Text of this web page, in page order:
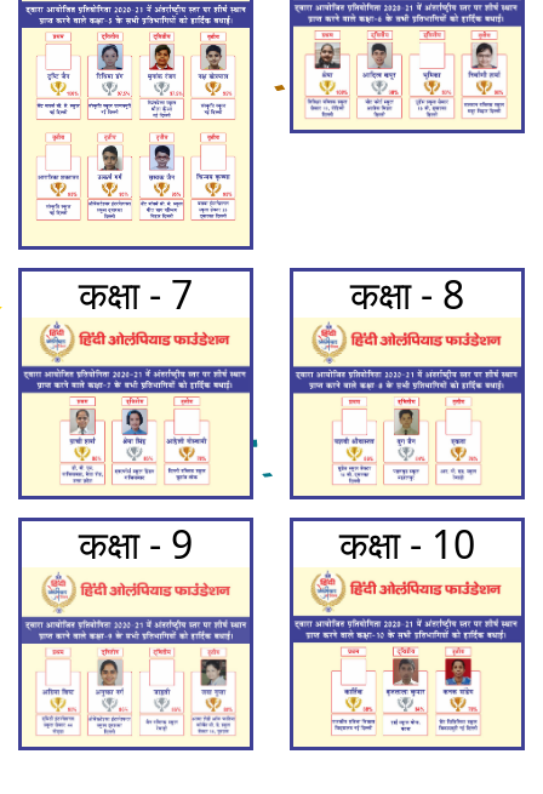
कक्षा - 7 कक्षा - 8
कक्षा - 9 कक्षा - 10